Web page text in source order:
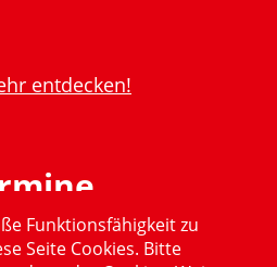
entdecken!
Termin
Funktionsfähigkeit zu
Seite Cookies. Bitte